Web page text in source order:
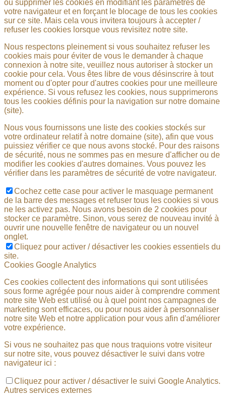
ou supprimer les cookies en modifiant les paramètres de
votre navigateur et en forçant le blocage de tous les cookies
sur ce site. Mais cela vous invitera toujours à accepter /
refuser les cookies lorsque vous revisitez notre site.
Nous respectons pleinement si vous souhaitez refuser les
cookies mais pour éviter de vous le demander à chaque
connexion à notre site, veuillez nous autoriser à stocker un
cookie pour cela. Vous êtes libre de vous désinscrire à tout
moment ou d'opter pour d'autres cookies pour une meilleure
expérience. Si vous refusez les cookies, nous supprimerons
tous les cookies définis pour la navigation sur notre domaine
(site).
Nous vous fournissons une liste des cookies stockés sur
votre ordinateur relatif à notre domaine (site), afin que vous
puissiez vérifier ce que nous avons stocké. Pour des raisons
de sécurité, nous ne sommes pas en mesure d'afficher ou de
modifier les cookies d'autres domaines. Vous pouvez les
vérifier dans les paramètres de sécurité de votre navigateur.
Cochez cette case pour activer le masquage permanent
de la barre des messages et refuser tous les cookies si vous
ne les activez pas. Nous avons besoin de 2 cookies pour
stocker ce paramètre. Sinon, vous serez de nouveau invité à
ouvrir une nouvelle fenêtre de navigateur ou un nouvel
onglet.
Cliquez pour activer / désactiver les cookies essentiels du
site.
Cookies Google Analytics
Ces cookies collectent des informations qui sont utilisées
sous forme agrégée pour nous aider à comprendre comment
notre site Web est utilisé ou à quel point nos campagnes de
marketing sont efficaces, ou pour nous aider à personnaliser
notre site Web et notre application pour vous afin d'améliorer
votre expérience.
Si vous ne souhaitez pas que nous traquions votre visiteur
sur notre site, vous pouvez désactiver le suivi dans votre
navigateur ici :
Cliquez pour activer / désactiver le suivi Google Analytics.
Autres services externes